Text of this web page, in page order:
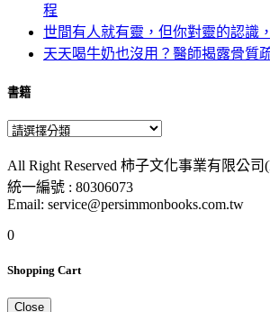
程
世間有人就有靈，但你對靈的認識
天天喝牛奶也沒用？醫師揭露骨質
書籍
All Right Reserved 柿子文化事業有限公司
統一編號 : 80306073
Email: service@persimmonbooks.com.tw
0
Shopping Cart
Close